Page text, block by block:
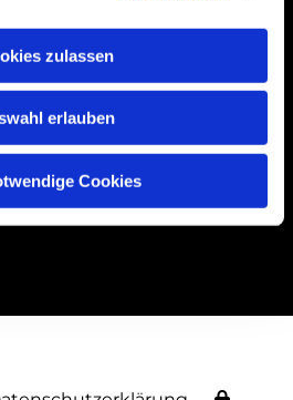
zulassen
erlauben
Cookies